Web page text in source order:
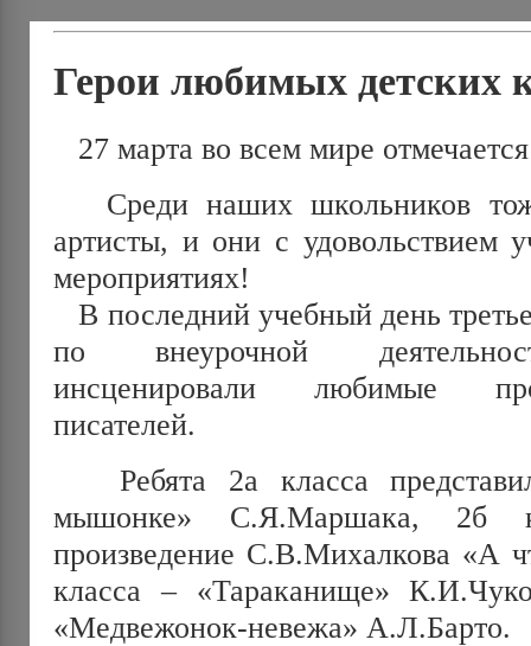
Герои любимых детских
27 марта во всем мире
Среди наших школьников
артисты, и они с удовольствием
мероприятиях!
В последний учебный день
по внеурочной
инсценировали любимые
писателей.
Ребята 2а класса
мышонке» С.Я.Маршака, 2б
произведение С.В.Михалкова «А
класса – «Тараканище»
«Медвежонок-невежа» А.Л.Барто.